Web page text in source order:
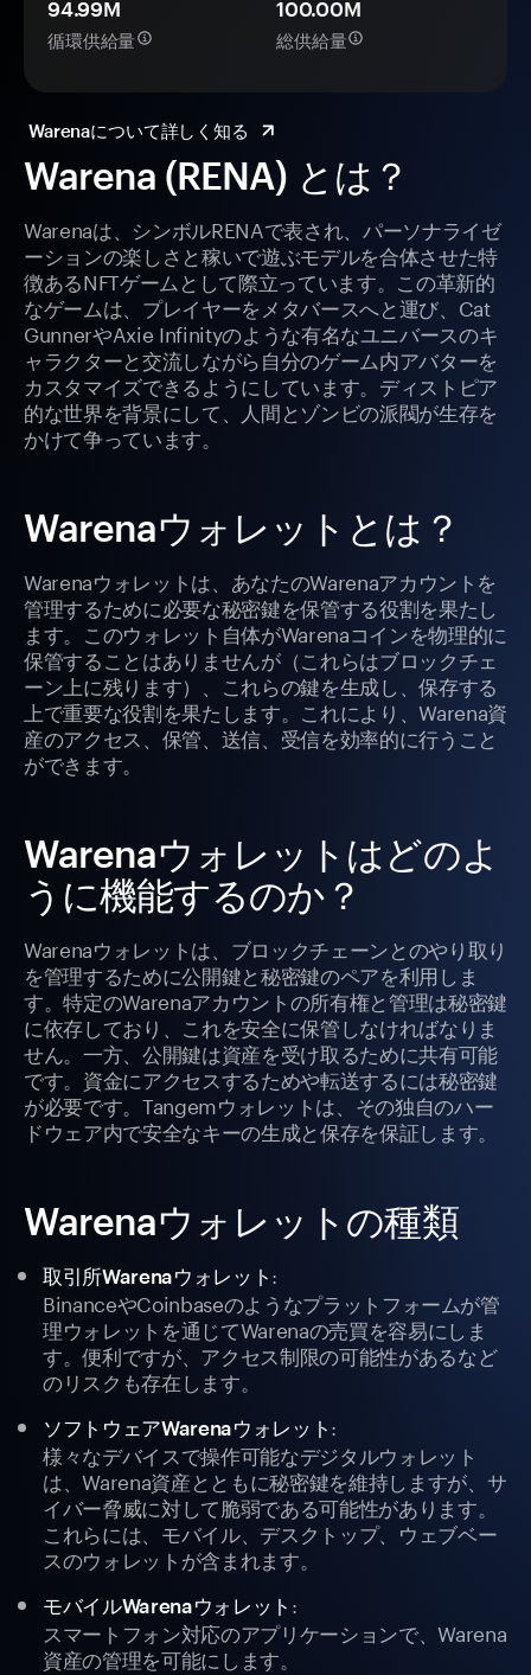
Warena (RENA) とは？
Warenaは、シンボルRENAで表され、パーソナライゼ
ーションの楽しさと稼いで遊ぶモデルを合体させた特
徴あるNFTゲームとして際立っています。この革新的
なゲームは、プレイヤーをメタバースへと運び、Cat
GunnerやAxie Infinityのような有名なユニバースのキ
ャラクターと交流しながら自分のゲーム内アバターを
カスタマイズできるようにしています。ディストピア
的な世界を背景にして、人間とゾンビの派閥が生存を
かけて争っています。
Warenaウォレットとは？
Warenaウォレットは、あなたのWarenaアカウントを
管理するために必要な秘密鍵を保管する役割を果たし
ます。このウォレット自体がWarenaコインを物理的に
保管することはありませんが（これらはブロックチェ
ーン上に残ります）、これらの鍵を生成し、保存する
上で重要な役割を果たします。これにより、Warena資
産のアクセス、保管、送信、受信を効率的に行うこと
ができます。
Warenaウォレットはどのよ
うに機能するのか？
Warenaウォレットは、ブロックチェーンとのやり取り
を管理するために公開鍵と秘密鍵のペアを利用しま
す。特定のWarenaアカウントの所有権と管理は秘密鍵
に依存しており、これを安全に保管しなければなりま
せん。一方、公開鍵は資産を受け取るために共有可能
です。資金にアクセスするためや転送するには秘密鍵
が必要です。Tangemウォレットは、その独自のハー
ドウェア内で安全なキーの生成と保存を保証します。
Warenaウォレットの種類
取引所Warenaウォレット :
BinanceやCoinbaseのようなプラットフォームが管
理ウォレットを通じてWarenaの売買を容易にしま
す。便利ですが、アクセス制限の可能性があるなど
のリスクも存在します。
ソフトウェアWarenaウォレット :
様々なデバイスで操作可能なデジタルウォレット
は、Warena資産とともに秘密鍵を維持しますが、サ
イバー脅威に対して脆弱である可能性があります。
これらには、モバイル、デスクトップ、ウェブベー
スのウォレットが含まれます。
モバイルWarenaウォレット :
スマートフォン対応のアプリケーションで、Warena
資産の管理を可能にします。
94.99M
循環供給量
100.00M
総供給量
Warenaについて詳しく知る